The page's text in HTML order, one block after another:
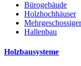
Bürogebäude
Holzhochhäuser
Hallenbau
Holzbausysteme